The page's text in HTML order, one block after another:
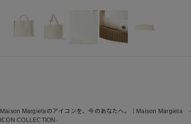
Maison Margielaのアイコンを、今のあなたへ。｜Maison Margiela -
ICON COLLECTION-